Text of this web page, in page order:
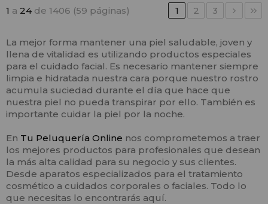
1 a 24 de 1406 (59 páginas) 1 2 3
La mejor forma mantener una piel saludable, joven y
llena de vitalidad es utilizando productos especiales
para el cuidado facial. Es necesario mantener siempre
limpia e hidratada nuestra cara porque nuestro rostro
acumula suciedad durante el día que hace que
nuestra piel no pueda transpirar por ello. También es
importante cuidar la piel por la noche.
En Tu Peluquería Online nos comprometemos a traer
los mejores productos para profesionales que desean
la más alta calidad para su negocio y sus clientes.
Desde aparatos especializados para el tratamiento
cosmético a cuidados corporales o faciales. Todo lo
que necesitas lo encontrarás aquí.